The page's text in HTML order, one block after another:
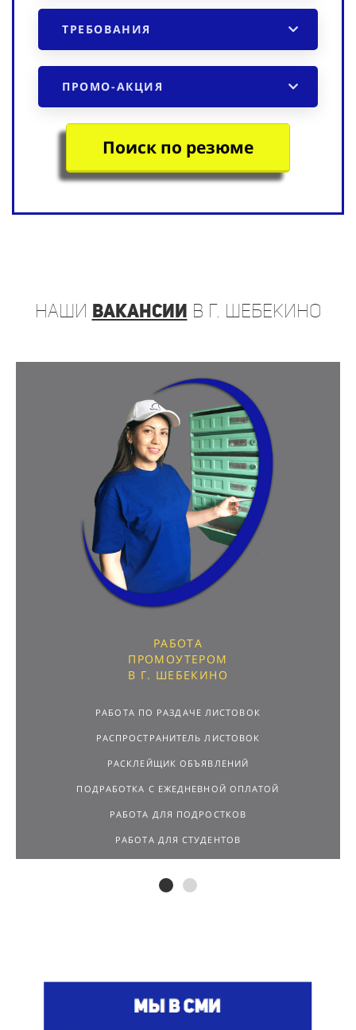
ТРЕБОВАНИЯ
ПРОМО-АКЦИЯ
Поиск по резюме
наши вакансии в г. Шебекино
РАБОТА
ПРОМОУТЕРОМ
В Г. ШЕБЕКИНО
РАБОТА ПО РАЗДАЧЕ ЛИСТОВОК
РАСПРОСТРАНИТЕЛЬ ЛИСТОВОК
РАСКЛЕЙЩИК ОБЪЯВЛЕНИЙ
ПОДРАБОТКА С ЕЖЕДНЕВНОЙ ОПЛАТОЙ
РАБОТА ДЛЯ ПОДРОСТКОВ
РАБОТА ДЛЯ СТУДЕНТОВ